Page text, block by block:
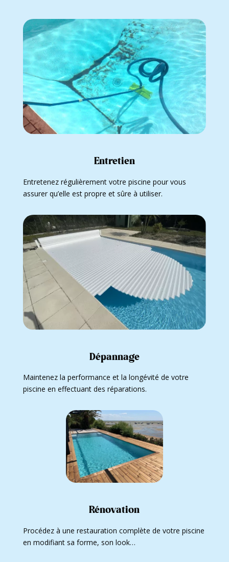
Entretien
Entretenez régulièrement votre piscine pour vous
assurer qu’elle est propre et sûre à utiliser.
Dépannage
Maintenez la performance et la longévité de votre
piscine en effectuant des réparations.
Rénovation
Procédez à une restauration complète de votre piscine
en modifiant sa forme, son look…